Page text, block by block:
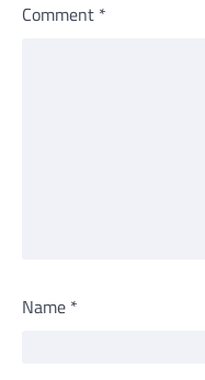
Comment *
Name *